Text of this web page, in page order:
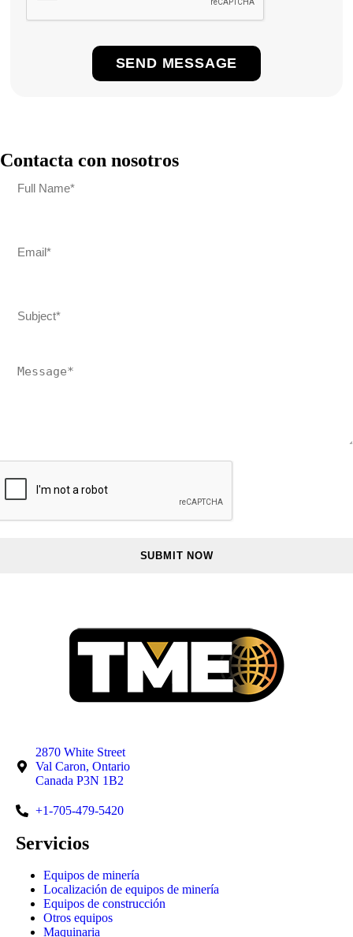
Contacta con nosotros
2870 White Street
Val Caron, Ontario
Canada P3N 1B2
+1-705-479-5420
Servicios
Equipos de minería
Localización de equipos de minería
Equipos de construcción
Otros equipos
Maquinaria